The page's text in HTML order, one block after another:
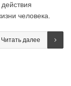
человека.
Читать далее